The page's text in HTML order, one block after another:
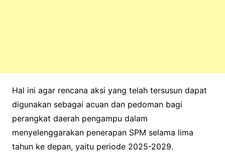
Hal ini agar rencana aksi yang telah tersusun dapat
digunakan sebagai acuan dan pedoman bagi
perangkat daerah pengampu dalam
menyelenggarakan penerapan SPM selama lima
tahun ke depan, yaitu periode 2025-2029.